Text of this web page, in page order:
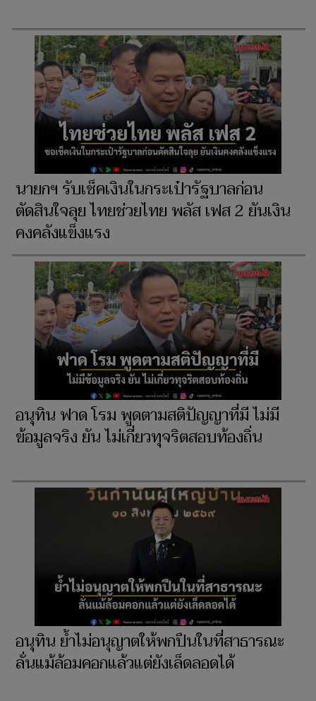
นายกฯ รับเช็คเงินในกระเป๋ารัฐบาลก่อน
ตัดสินใจลุย ไทยช่วยไทย พลัส เฟส 2 ยันเงิน
คงคลังแข็งแรง
อนุทิน ฟาด โรม พูดตามสติปัญญาที่มี ไม่มี
ข้อมูลจริง ยัน ไม่เกี่ยวทุจริตสอบท้องถิ่น
อนุทิน ย้ำไม่อนุญาตให้พกปืนในที่สาธารณะ
ลั่นแม้ล้อมคอกแล้วแต่ยังเล็ดลอดได้